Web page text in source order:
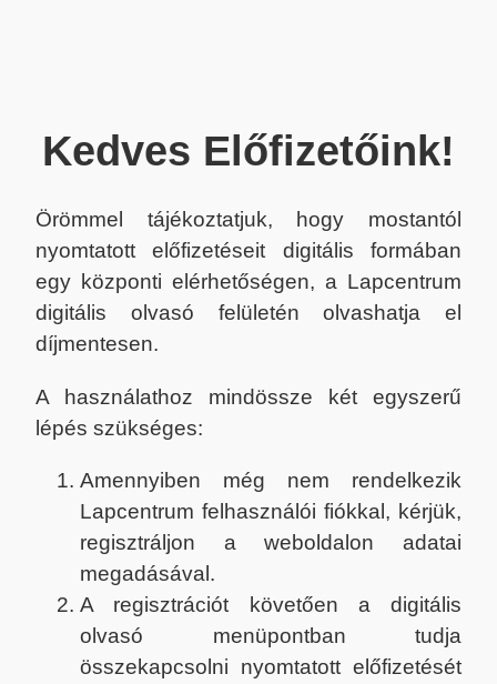
Kedves Előfizetőink!
Örömmel tájékoztatjuk, hogy mostantól
nyomtatott előfizetéseit digitális formában
egy központi elérhetőségen, a Lapcentrum
digitális olvasó felületén olvashatja el
díjmentesen.
A használathoz mindössze két egyszerű
lépés szükséges:
Amennyiben még nem rendelkezik
Lapcentrum felhasználói fiókkal, kérjük,
regisztráljon a weboldalon adatai
megadásával.
A regisztrációt követően a digitális
olvasó menüpontban tudja
összekapcsolni nyomtatott előfizetését